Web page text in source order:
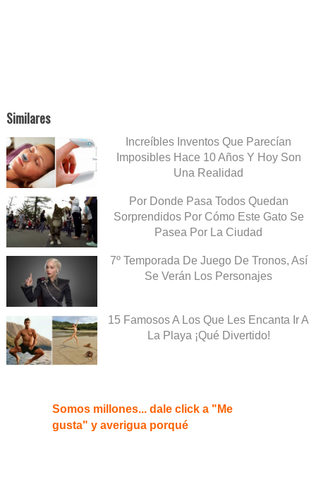
Similares
Increíbles Inventos Que Parecían
Imposibles Hace 10 Años Y Hoy Son
Una Realidad
Por Donde Pasa Todos Quedan
Sorprendidos Por Cómo Este Gato Se
Pasea Por La Ciudad
7º Temporada De Juego De Tronos, Así
Se Verán Los Personajes
15 Famosos A Los Que Les Encanta Ir A
La Playa ¡Qué Divertido!
Somos millones... dale click a "Me
gusta" y averigua porqué